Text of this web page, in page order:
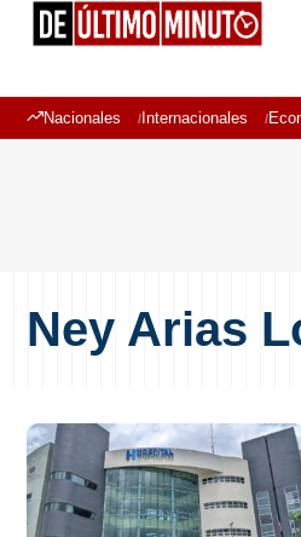
Nacionales Internacionales
Ney Arias